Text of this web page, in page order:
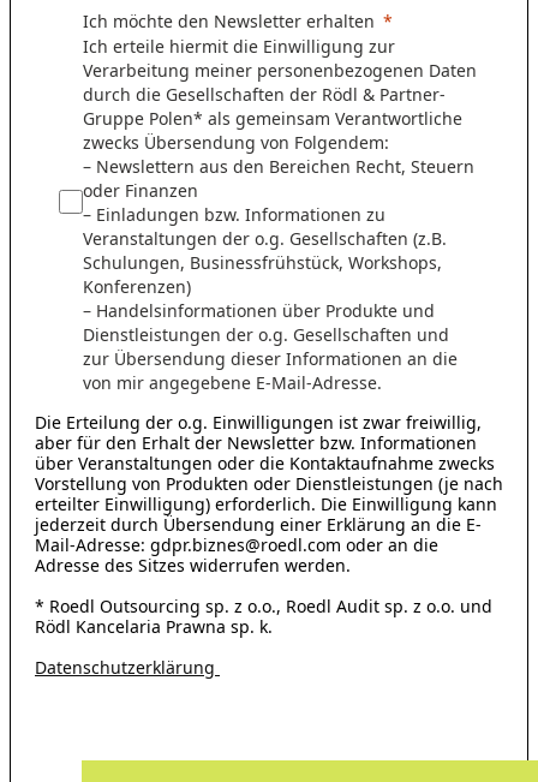
Ich möchte den Newsletter erhalten
Ich erteile hiermit die Einwilligung zur
Verarbeitung meiner personenbezogenen Daten
durch die Gesellschaften der Rödl & Partner-
Gruppe Polen* als gemeinsam Verantwortliche
zwecks Übersendung von Folgendem:
– Newslettern aus den Bereichen Recht, Steuern
oder Finanzen
– Einladungen bzw. Informationen zu
Veranstaltungen der o.g. Gesellschaften (z.B.
Schulungen, Businessfrühstück, Workshops,
Konferenzen)
– Handelsinformationen über Produkte und
Dienstleistungen der o.g. Gesellschaften und
zur Übersendung dieser Informationen an die
von mir angegebene E-Mail-Adresse.
Die Erteilung der o.g. Einwilligungen ist zwar freiwillig,
aber für den Erhalt der Newsletter bzw. Informationen
über Veranstaltungen oder die Kontaktaufnahme zwecks
Vorstellung von Produkten oder Dienstleistungen (je nach
erteilter Einwilligung) erforderlich. Die Einwilligung kann
jederzeit durch Übersendung einer Erklärung an die E-
Mail-Adresse: gdpr.biznes@roedl.com oder an die
Adresse des Sitzes widerrufen werden.
* Roedl Outsourcing sp. z o.o., Roedl Audit sp. z o.o. und
Rödl Kancelaria Prawna sp. k.
Datenschutzerklärung